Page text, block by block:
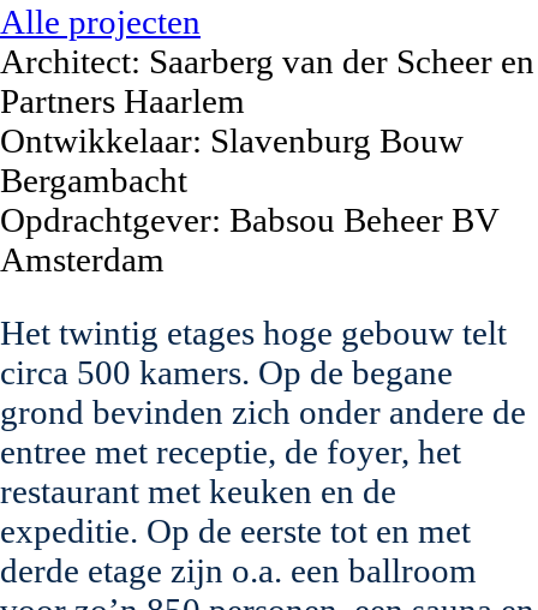
Alle projecten
Architect: Saarberg van der Scheer en
Partners Haarlem
Ontwikkelaar: Slavenburg Bouw
Bergambacht
Opdrachtgever: Babsou Beheer BV
Amsterdam
Het twintig etages hoge gebouw telt
circa 500 kamers. Op de begane
grond bevinden zich onder andere de
entree met receptie, de foyer, het
restaurant met keuken en de
expeditie. Op de eerste tot en met
derde etage zijn o.a. een ballroom